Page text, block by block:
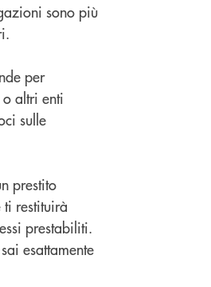
sono più
per
altri enti
sulle
prestito
restituirà
prestabiliti.
esattamente